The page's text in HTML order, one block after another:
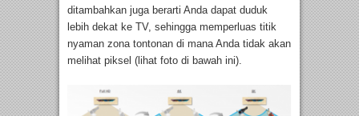
ditambahkan juga berarti Anda dapat duduk
lebih dekat ke TV, sehingga memperluas titik
nyaman zona tontonan di mana Anda tidak akan
melihat piksel (lihat foto di bawah ini).